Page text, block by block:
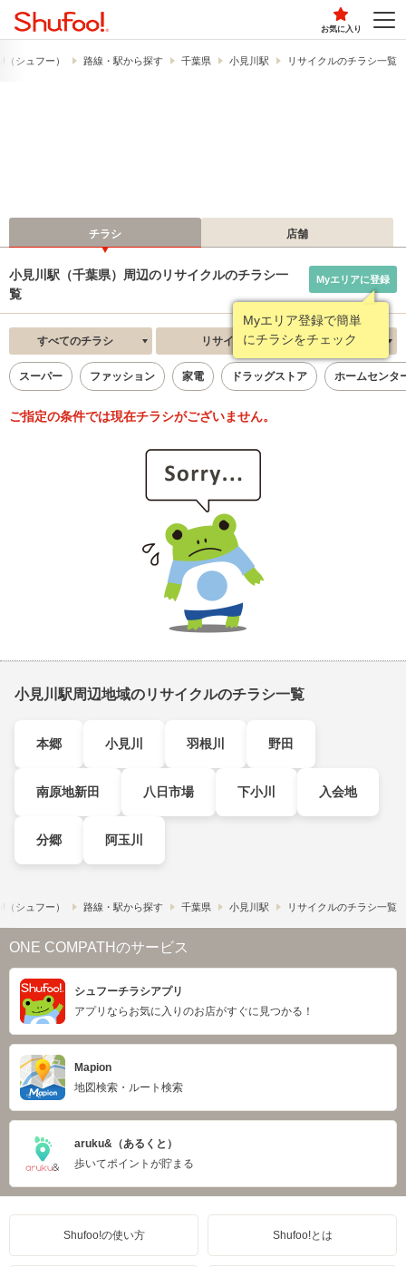
お気に入り
シュフー） 路線・駅から探す 千葉県 小見川駅 リサイクルのチラシ一覧
チラシ 店舗
小見川駅（千葉県）周辺のリサイクルのチラシ一
覧
Myエリア登録で簡単
にチラシをチェック
Myエリアに登録
すべてのチラシ リサイクル 新着順
スーパー ファッション 家電 ドラッグストア ホームセンタ
ご指定の条件では現在チラシがございません。
小見川駅周辺地域のリサイクルのチラシ一覧
本郷 小見川 羽根川 野田
南原地新田 八日市場 下小川 入会地
分郷 阿玉川
シュフー） 路線・駅から探す 千葉県 小見川駅 リサイクルのチラシ一覧
ONE COMPATHのサービス
シュフーチラシアプリ
アプリならお気に入りのお店がすぐに見つかる！
Mapion
地図検索・ルート検索
aruku&（あるくと）
歩いてポイントが貯まる
Shufoo!の使い方 Shufoo!とは